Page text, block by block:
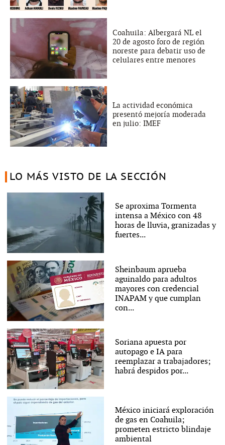
Coahuila: Albergará NL el
20 de agosto foro de región
noreste para debatir uso de
celulares entre menores
La actividad económica
presentó mejoría moderada
en julio: IMEF
LO MÁS VISTO DE LA SECCIÓN
Se aproxima Tormenta
intensa a México con 48
horas de lluvia, granizadas y
fuertes...
Sheinbaum aprueba
aguinaldo para adultos
mayores con credencial
INAPAM y que cumplan
con...
Soriana apuesta por
autopago e IA para
reemplazar a trabajadores;
habrá despidos por...
México iniciará exploración
de gas en Coahuila;
prometen estricto blindaje
ambiental